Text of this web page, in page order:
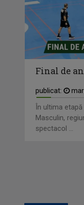
Final de
publicat:
În ultima
Masculin,
spectacol ...